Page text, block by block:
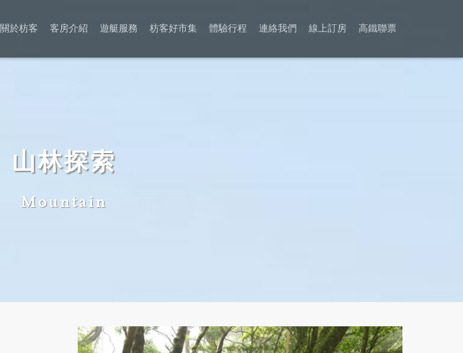
關於枋客 客房介紹 遊艇服務 枋客好市集 體驗行程 連絡我們 線上訂房 高鐵聯票
山林探索
Mountain